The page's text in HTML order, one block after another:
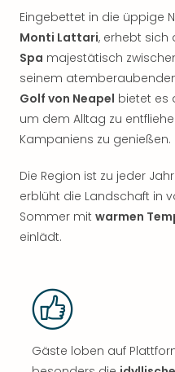
Eingebettet in die üppige
Monti Lattari, erhebt sich
Spa majestätisch
seinem
Golf von Neapel bietet es
um dem Alltag zu
Kampaniens zu genießen.
Die Region ist zu jeder
erblüht die Landschaft in
Sommer mit warmen
einlädt.
Gäste loben auf